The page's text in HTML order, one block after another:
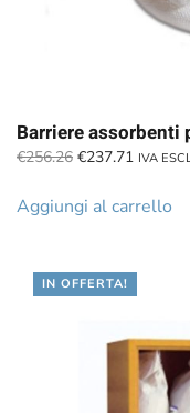
Barriere assorbenti
€256.26 Il
originale
€237.71Il
attuale
IVA
Aggiungi al carrello
IN OFFERTA!